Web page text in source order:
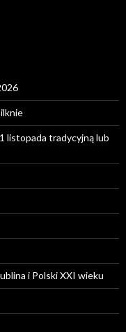
listopada tradycyjną lub
i Polski XXI wieku